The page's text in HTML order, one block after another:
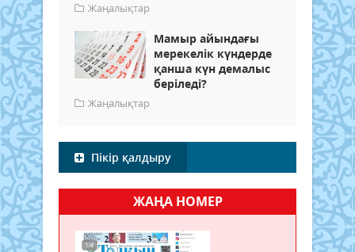
Жаңалықтар
Мамыр айындағы
мерекелік күндерде
қанша күн демалыс
беріледі?
Жаңалықтар
Пікір қалдыру
ЖАҢА НОМЕР